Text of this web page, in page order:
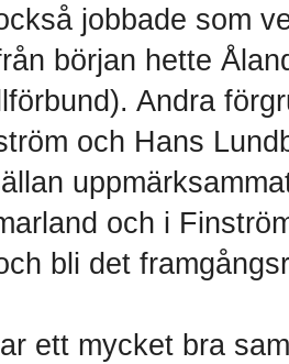
jobbade som
början hette
Andra
och Hans
och i
bli det
ett mycket bra